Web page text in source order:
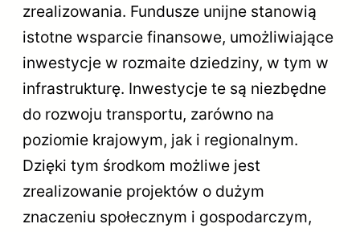
zrealizowania. Fundusze unijne stanowią
istotne wsparcie finansowe, umożliwiające
inwestycje w rozmaite dziedziny, w tym w
infrastrukturę. Inwestycje te są niezbędne
do rozwoju transportu, zarówno na
poziomie krajowym, jak i regionalnym.
Dzięki tym środkom możliwe jest
zrealizowanie projektów o dużym
znaczeniu społecznym i gospodarczym,